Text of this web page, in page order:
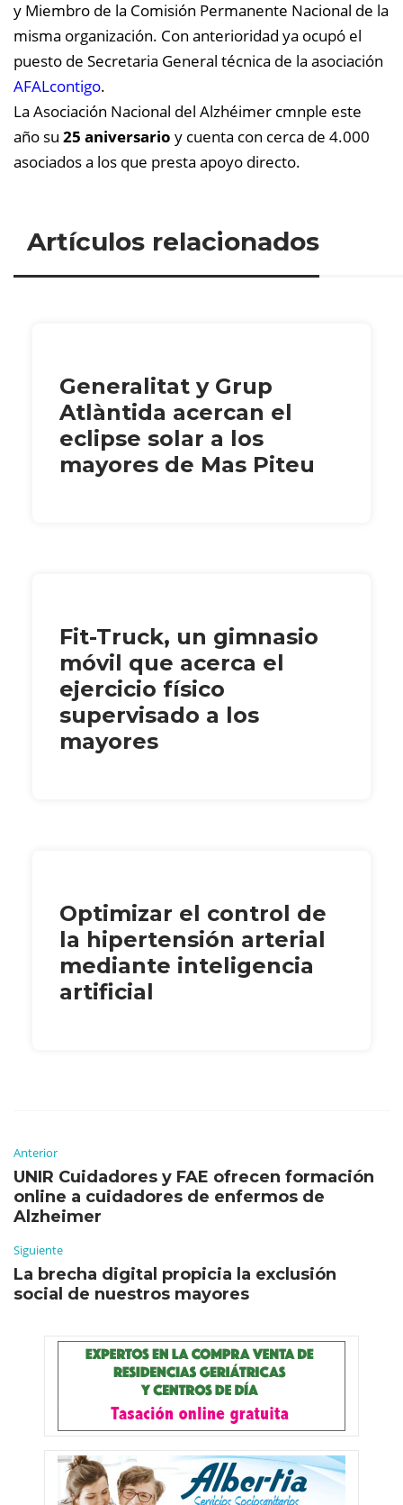
y Miembro de la Comisión Permanente Nacional de la
misma organización. Con anterioridad ya ocupó el
puesto de Secretaria General técnica de la asociación
AFALcontigo.
La Asociación Nacional del Alzhéimer cmnple este
año su 25 aniversario y cuenta con cerca de 4.000
asociados a los que presta apoyo directo.
Artículos relacionados
Generalitat y Grup
Atlàntida acercan el
eclipse solar a los
mayores de Mas Piteu
Fit-Truck, un gimnasio
móvil que acerca el
ejercicio físico
supervisado a los
mayores
Optimizar el control de
la hipertensión arterial
mediante inteligencia
artificial
Anterior
UNIR Cuidadores y FAE ofrecen formación
online a cuidadores de enfermos de
Alzheimer
Siguiente
La brecha digital propicia la exclusión
social de nuestros mayores